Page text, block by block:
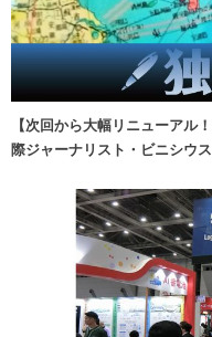
【次回から大幅リニューア
際ジャーナリスト・ビニシウ